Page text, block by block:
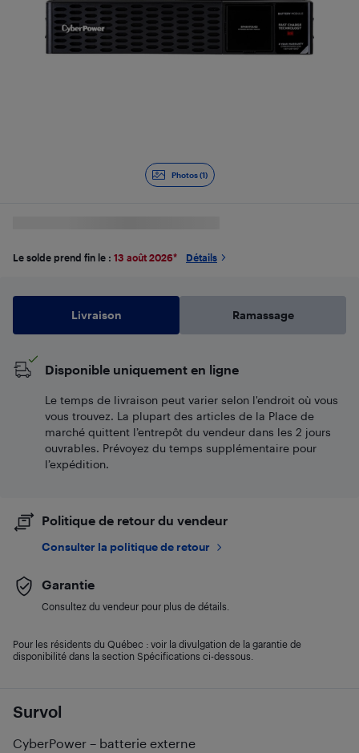
Photos (1)
Survol
CyberPower – batterie externe
Le solde prend fin le : 13 août 2026* Détails
Livraison Ramassage
Disponible uniquement en ligne
Le temps de livraison peut varier selon l'endroit où vous
vous trouvez. La plupart des articles de la Place de
marché quittent l’entrepôt du vendeur dans les 2 jours
ouvrables. Prévoyez du temps supplémentaire pour
l’expédition.
Politique de retour du vendeur
Consulter la politique de retour
Garantie
Consultez du vendeur pour plus de détails.
Pour les résidents du Québec : voir la divulgation de la garantie de
disponibilité dans la section Spécifications ci-dessous.